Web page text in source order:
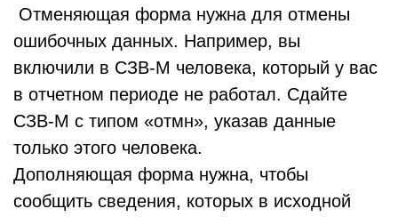
Отменяющая форма нужна для отмены
ошибочных данных. Например, вы
включили в СЗВ-М человека, который у вас
в отчетном периоде не работал. Сдайте
СЗВ-М с типом «отмн», указав данные
только этого человека.
Дополняющая форма нужна, чтобы
сообщить сведения, которых в исходной